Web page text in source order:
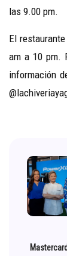
las 9.00 pm.
El
am a 10 pm.
información